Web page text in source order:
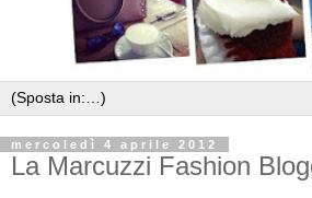
mercoledì 4 aprile 2012
La Marcuzzi Fashion